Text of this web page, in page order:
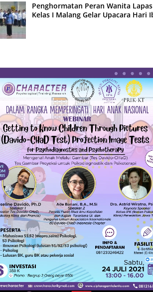
Penghormatan Peran Wanita Lapas
Kelas I Malang Gelar Upacara Hari